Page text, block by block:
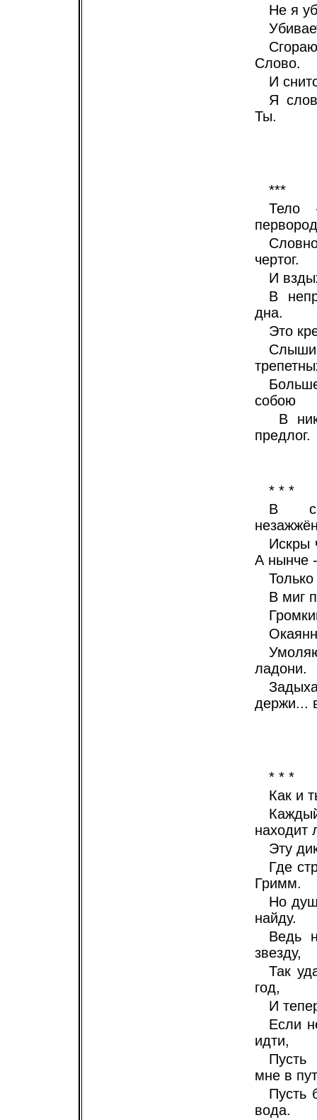
Не я
Слово.
И
Я
Ты.
***
Тело
чертог.
И
В
дна.
Это
собою
В
предлог.
* * *
В
Искры
А нынче
В миг
ладони.
держи...
* * *
Как и
находит
Эту
Где
Гримм.
Но
найду.
Ведь
звезду,
Так
год,
И
Если
идти,
Пусть
мне в
Пусть
вода.